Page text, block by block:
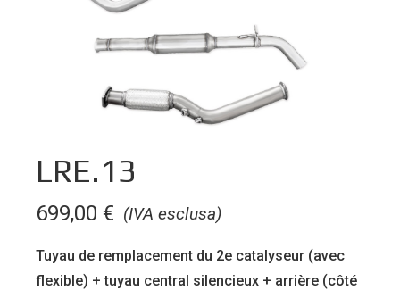
LRE.13
(IVA esclusa)
699,00 €
Tuyau de remplacement du 2e catalyseur (avec
flexible) + tuyau central silencieux + arrière (côté